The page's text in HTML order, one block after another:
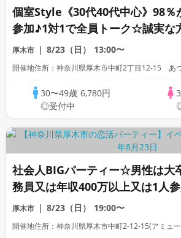
個室Style《30代40代中心》98％
参加♪1対1で全員トーク☆誠実な
活パーティー
厚木市 8/23（日） 13:00〜
開催地住所：神奈川県厚木市中町2丁目12-15 あ
30〜49歳 6,780円
◎受付中
社会人BIGパーティー☆男性は大
務員又は年収400万以上又は1人
な方
厚木市 8/23（日） 19:00〜
開催地住所：神奈川県厚木市中町2-12-15(アミュ